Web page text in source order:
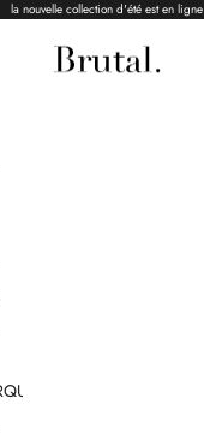
la nouvelle collection d'été est en ligne
Brutal Ceramics